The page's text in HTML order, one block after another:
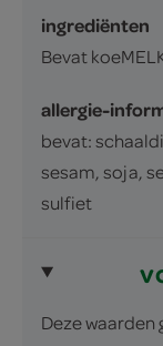
ingrediënten
Bevat
allergie-
bevat:
sesam, soja,
sulfiet
Deze